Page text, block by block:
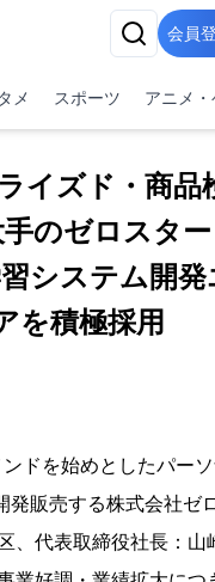
会員
メ スポーツ アニメ・
イズド・商品
のゼロスタ
システム開
を積極採用
ドを始めとしたパー
発販売する株式会社ゼ
、代表取締役社長：